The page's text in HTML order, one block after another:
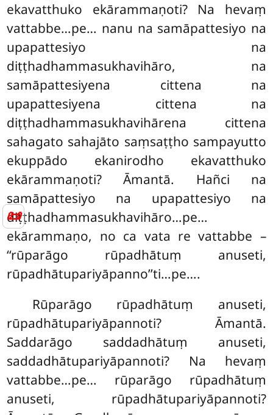
📜
ekavatthuko ekārammaṇoti? Na hevaṃ
vattabbe…pe… nanu na samāpattesiyo na
upapattesiyo na
diṭṭhadhammasukhavihāro, na
samāpattesiyena cittena na
upapattesiyena cittena na
diṭṭhadhammasukhavihārena cittena
sahagato sahajāto saṃsaṭṭho sampayutto
ekuppādo ekanirodho ekavatthuko
ekārammaṇoti? Āmantā. Hañci na
samāpattesiyo na upapattesiyo na
diṭṭhadhammasukhavihāro…pe…
ekārammaṇo, no ca vata re vattabbe –
‘‘rūparāgo rūpadhātuṃ anuseti,
rūpadhātupariyāpanno’’ti…pe….
Rūparāgo rūpadhātuṃ anuseti,
rūpadhātupariyāpannoti? Āmantā.
Saddarāgo saddadhātuṃ anuseti,
saddadhātupariyāpannoti? Na hevaṃ
vattabbe…pe… rūparāgo rūpadhātuṃ
anuseti, rūpadhātupariyāpannoti?